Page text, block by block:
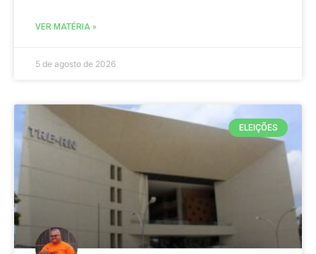
VER MATÉRIA »
5 de agosto de 2026
ELEIÇÕES